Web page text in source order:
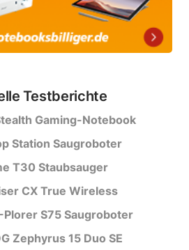
Testberichte
Gaming-Notebook
Station Saugroboter
T30 Staubsauger
CX True Wireless
Plorer S75 Saugroboter
Zephyrus 15 Duo SE